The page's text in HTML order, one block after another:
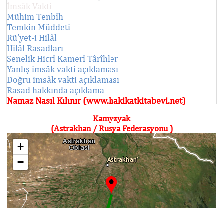
İmsâk Vakti
Mühim Tenbîh
Temkin Müddeti
Rü'yet-i Hilâl
Hilâl Rasadları
Senelik Hicrî Kamerî Târîhler
Yanlış imsâk vakti açıklaması
Doğru imsâk vakti açıklaması
Rasad hakkında açıklama
Namaz Nasıl Kılınır (www.hakikatkitabevi.net)
Kamyzyak
(Astrakhan / Rusya Federasyonu )
+
−